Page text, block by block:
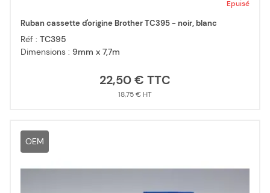
Epuisé
Ruban cassette d'origine Brother TC395 - noir, blanc
Réf : TC395
Dimensions : 9mm x 7,7m
22,50 €
18,75 €
OEM